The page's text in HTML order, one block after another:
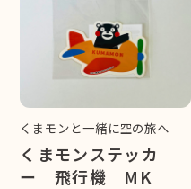
くまモンと一緒に空の旅へ
くまモンステッカ
ー 飛行機 MK